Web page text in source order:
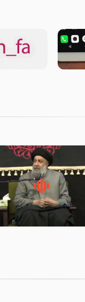
لقب حضرت رقیه سلام الله علیها
به چه معناست – حجت الاسلام